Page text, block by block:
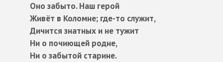
Оно забыто. Наш герой
Живёт в Коломне; где-то служит,
Дичится знатных и не тужит
Ни о почиющей родне,
Ни о забытой старине.